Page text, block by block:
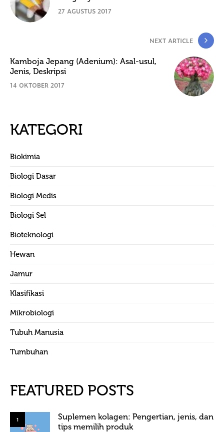
27 AGUSTUS 2017
NEXT ARTICLE
Kamboja Jepang (Adenium): Asal-usul,
Jenis, Deskripsi
14 OKTOBER 2017
KATEGORI
Biokimia
Biologi Dasar
Biologi Medis
Biologi Sel
Bioteknologi
Hewan
Jamur
Klasifikasi
Mikrobiologi
Tubuh Manusia
Tumbuhan
FEATURED POSTS
1
Suplemen kolagen: Pengertian, jenis, dan
tips memilih produk